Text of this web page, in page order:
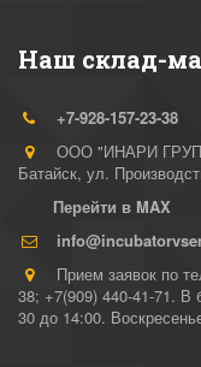
Наш склад-
+7-928-157-23-38
ООО "ИНАРИ
Батайск, ул.
Перейти в MAX
Прием заявок по
38; +7(909) 440-41-71. В
30 до 14:00.